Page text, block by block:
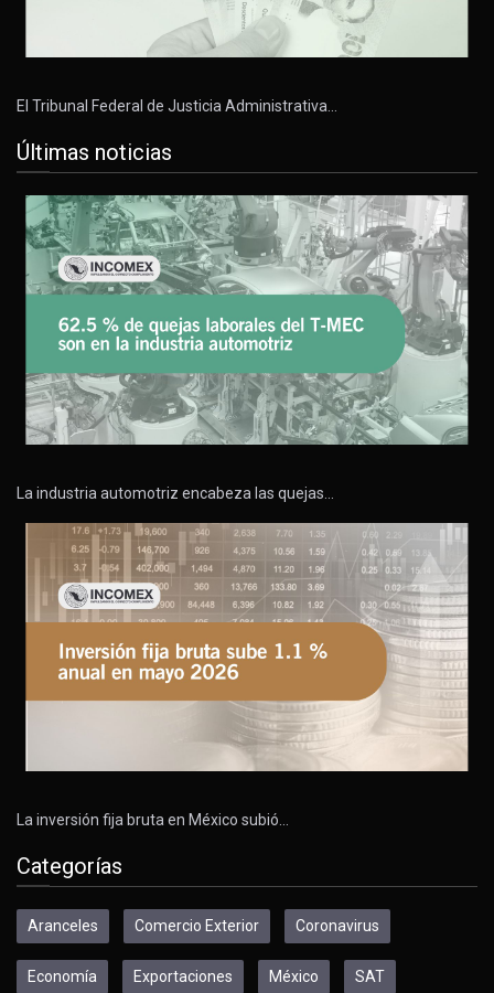
El Tribunal Federal de Justicia Administrativa…
Últimas noticias
La industria automotriz encabeza las quejas…
La inversión fija bruta en México subió…
Categorías
Aranceles Comercio Exterior Coronavirus
Economía Exportaciones México SAT